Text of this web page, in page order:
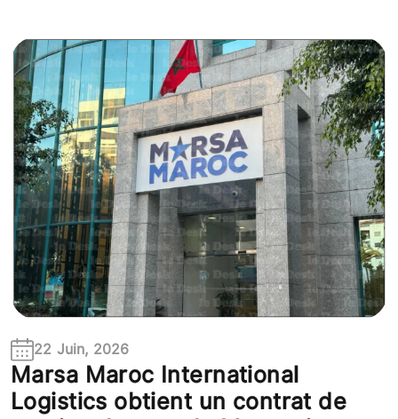
22 Juin, 2026
Marsa Maroc International
Logistics obtient un contrat de